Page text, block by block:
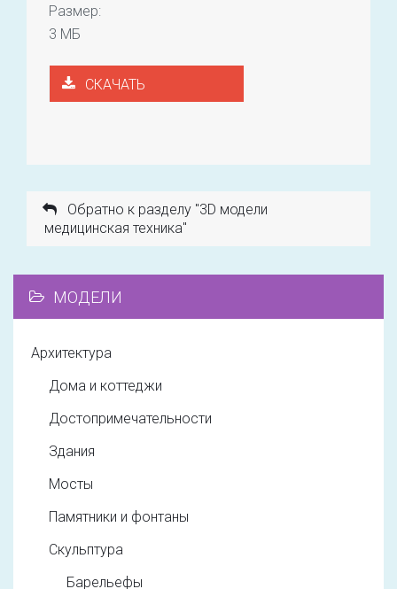
Размер:
3 МБ
СКАЧАТЬ
Обратно к разделу "3D модели
медицинская техника"
МОДЕЛИ
Архитектура
Дома и коттеджи
Достопримечательности
Здания
Мосты
Памятники и фонтаны
Скульптура
Барельефы